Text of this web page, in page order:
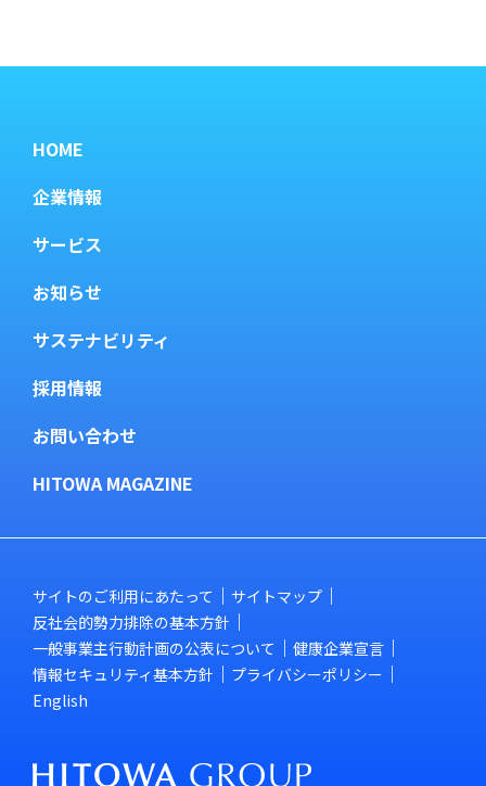
HOME
企業情報
サービス
お知らせ
サステナビリティ
採用情報
お問い合わせ
HITOWA MAGAZINE
サイトのご利用にあたって
サイトマップ
反社会的勢力排除の基本方針
一般事業主行動計画の公表について
健康企業宣言
情報セキュリティ基本方針
プライバシーポリシー
English